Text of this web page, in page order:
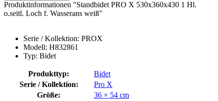
Produktinformationen "Standbidet PRO X 530x360x430 1 Hl.
o.seitl. Loch f. Wasserans weiß"
Serie / Kollektion: PROX
Modell: H832861
Typ: Bidet
Produkttyp:
Bidet
Serie / Kollektion:
Pro X
Größe:
36 × 54 cm